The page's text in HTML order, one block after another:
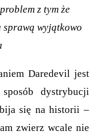
z tym że
sprawą wyjątkowo
Daredevil jest
dystrybucji
się na historii –
zwierz wcale nie